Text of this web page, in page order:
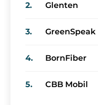
2. Glenten
3. GreenSpeak
4. BornFiber
5. CBB Mobil